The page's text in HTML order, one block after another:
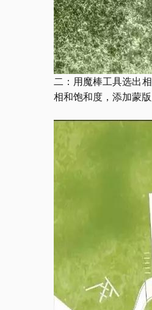
二：用魔棒工具选出
相和饱和度，添加蒙